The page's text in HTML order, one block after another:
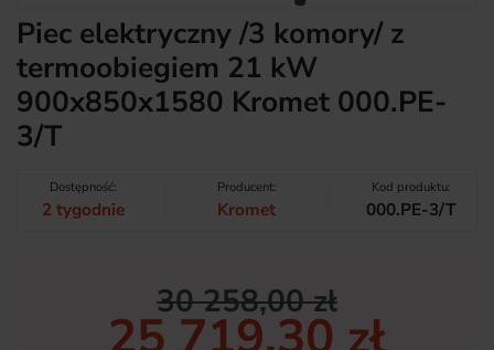
Piec elektryczny /3 komory/ z
termoobiegiem 21 kW
900x850x1580 Kromet 000.PE-
3/T
Dostępność:
2 tygodnie
Producent:
Kromet
Kod produktu:
000.PE-3/T
30 258,00 zł